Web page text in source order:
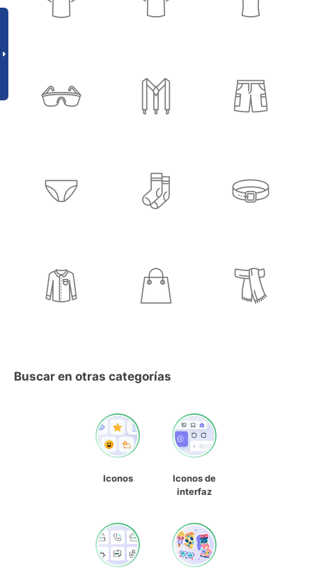
Buscar en otras categorías
Iconos
Iconos de
interfaz